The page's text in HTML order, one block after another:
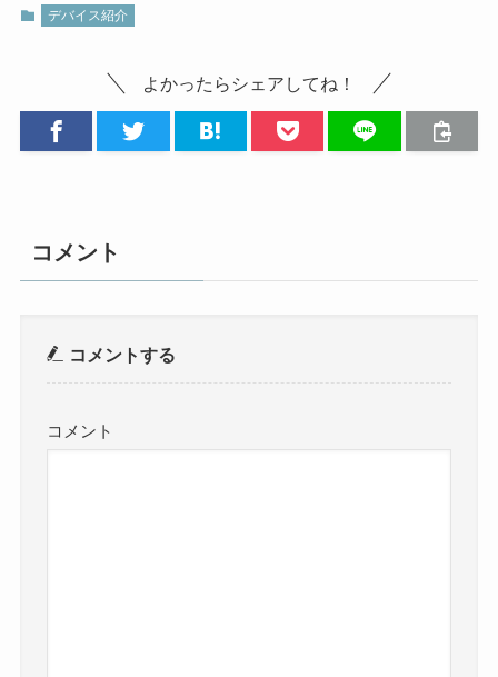
デバイス紹介
よかったらシェアしてね！
コメント
コメントする
コメント